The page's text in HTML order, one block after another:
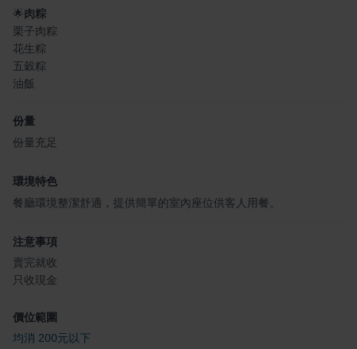
🌟肉粽
栗子肉粽
花生粽
五穀粽
油飯
份量
份量充足
環境特色
餐廳環境整潔舒適，提供簡單的室內座位供客人用餐。
注意事項
賣完就收
只收現金
價位範圍
均消 200元以下